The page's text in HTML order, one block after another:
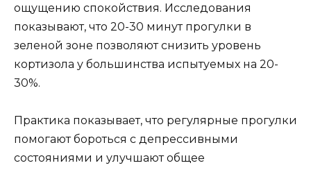
ощущению спокойствия. Исследования
показывают, что 20-30 минут прогулки в
зеленой зоне позволяют снизить уровень
кортизола у большинства испытуемых на 20-
30%.
Практика показывает, что регулярные прогулки
помогают бороться с депрессивными
состояниями и улучшают общее